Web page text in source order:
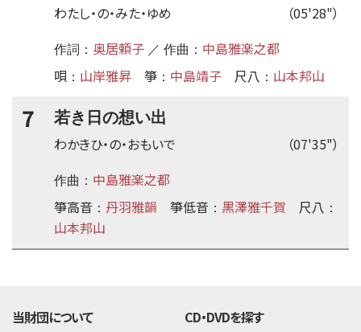
（05'28"）
わたし・の・みた・ゆめ
作詞： 奥居頼子 ／ 作曲： 中島雅楽之都
唄 ： 山岸雅昇 箏 ： 中島靖子 尺八 ： 山本邦山
7 若き日の想い出
（07'35"）
わかきひ・の・おもいで
作曲： 中島雅楽之都
箏高音 ： 丹羽雅韻 箏低音 ： 黒澤雅千賀 尺八 ：
山本邦山
当財団について CD・DVDを探す